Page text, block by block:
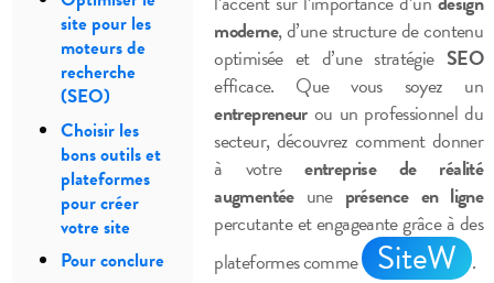
site pour les
moteurs de
recherche
(SEO)
Choisir les
bons outils et
plateformes
pour créer
votre site
Pour conclure
moderne, d’une structure de contenu
optimisée et d’une stratégie SEO
efficace. Que vous soyez un
entrepreneurou un professionnel du
secteur, découvrez comment donner
à votreentreprise de réalité
augmentéeune présence en ligne
percutante et engageante grâce à des
plateformes comme
SiteW .